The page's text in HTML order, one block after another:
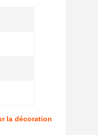
la décoration